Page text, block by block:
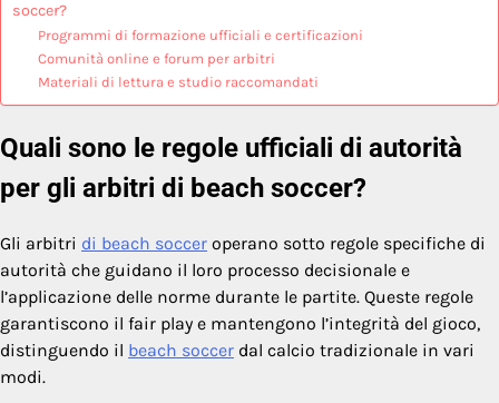
soccer?
Programmi di formazione ufficiali e certificazioni
Comunità online e forum per arbitri
Materiali di lettura e studio raccomandati
Quali sono le regole ufficiali di autorità
per gli arbitri di beach soccer?
Gli arbitri di beach soccer operano sotto regole specifiche di
autorità che guidano il loro processo decisionale e
l’applicazione delle norme durante le partite. Queste regole
garantiscono il fair play e mantengono l’integrità del gioco,
distinguendo il beach soccer dal calcio tradizionale in vari
modi.